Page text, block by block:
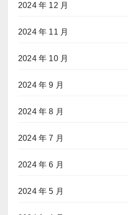
2024 年 12 月
2024 年 11 月
2024 年 10 月
2024 年 9 月
2024 年 8 月
2024 年 7 月
2024 年 6 月
2024 年 5 月